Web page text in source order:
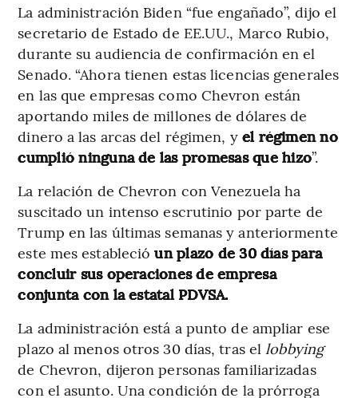
La administración Biden “fue engañado”, dijo el
secretario de Estado de EE.UU., Marco Rubio,
durante su audiencia de confirmación en el
Senado. “Ahora tienen estas licencias generales
en las que empresas como Chevron están
aportando miles de millones de dólares de
dinero a las arcas del régimen, y el régimen no
cumplió ninguna de las promesas que hizo”.
La relación de Chevron con Venezuela ha
suscitado un intenso escrutinio por parte de
Trump en las últimas semanas y anteriormente
este mes establecióun plazo de 30 días para
concluir sus operaciones de empresa
conjunta con la estatal PDVSA.
La administración está a punto de ampliar ese
plazo al menos otros 30 días, tras el lobbying
de Chevron, dijeron personas familiarizadas
con el asunto. Una condición de la prórroga